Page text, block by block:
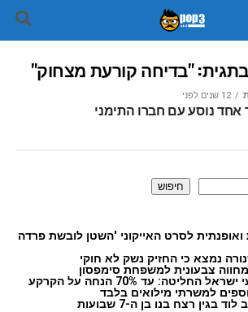
"בדיחה קורעת מצחוק"
12 שנים לפני
אחד נוסע עם חברו התימני
חיפוש
לסרט האייקוני 'השטן לובשת פרדה
נמצא כי החזיק נשק לא חוקי
מועצת רשות מקרקעי ישראל החליטה: עד 70% הנחה על הקרקע
למשרתי מילואים בלבד
רצח בנו בן ה-7 שבועות